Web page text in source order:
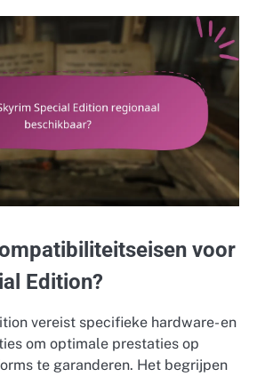
voor
Edition?
vereist specifieke hardware- en
om optimale prestaties op
te garanderen. Het begrijpen